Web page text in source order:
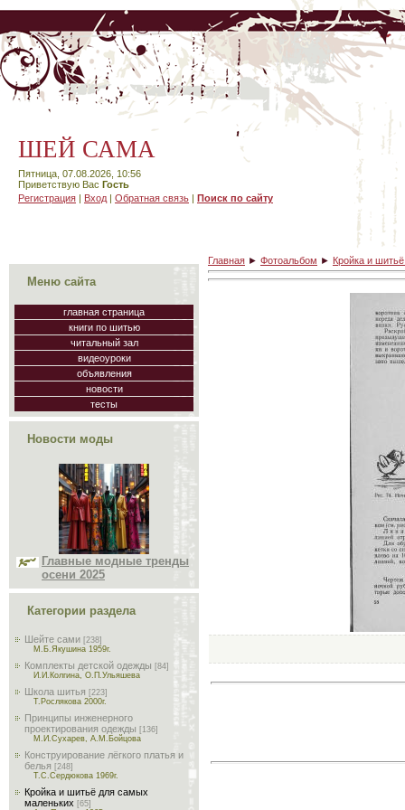
ШЕЙ САМА
Пятница, 07.08.2026, 10:56
Приветствую Вас Гость
Регистрация | Вход | Обратная связь | Поиск по сайту
Меню сайта
главная страница
книги по шитью
читальный зал
видеоуроки
объявления
новости
тесты
Новости моды
Главные модные тренды
осени 2025
Категории раздела
Шейте сами [238]
М.Б.Якушина 1959г.
Комплекты детской одежды [84]
И.И.Колгина, О.П.Ульяшева
Школа шитья [223]
Т.Рослякова 2000г.
Принципы инженерного
проектирования одежды [136]
М.И.Сухарев, А.М.Бойцова
Конструирование лёгкого платья и
белья [248]
Т.С.Сердюкова 1969г.
Кройка и шитьё для самых
маленьких [65]
Главная ► Фотоальбом ► Кройка и